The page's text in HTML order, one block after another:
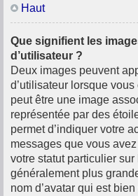
Haut
Que signifient les
d’utilisateur ?
Deux images peuvent
d’utilisateur lorsque
peut être une image
représentée par des
permet d’indiquer votre
messages que vous
votre statut particulier sur
généralement plus
nom d’avatar qui est